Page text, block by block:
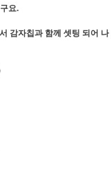
요.
감자칩과 함께 셋팅 되어 나